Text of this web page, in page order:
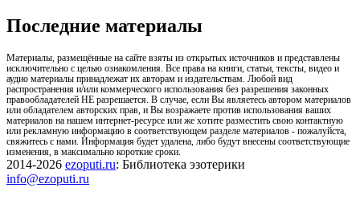
Последние материалы
Материалы, размещённые на сайте взяты из открытых источников и представлены
исключительно с целью ознакомления. Все права на книги, статьи, тексты, видео и
аудио материалы принадлежат их авторам и издательствам. Любой вид
распространения и/или коммерческого использования без разрешения законных
правообладателей НЕ разрешается. В случае, если Вы являетесь автором материалов
или обладателем авторских прав, и Вы возражаете против использования ваших
материалов на нашем интернет-ресурсе или же хотите разместить свою контактную
или рекламную информацию в соответствующем разделе материалов - пожалуйста,
свяжитесь с нами. Информация будет удалена, либо будут внесены соответствующие
изменения, в максимально короткие сроки.
2014-2026 ezoputi.ru: Библиотека эзотерики
info@ezoputi.ru